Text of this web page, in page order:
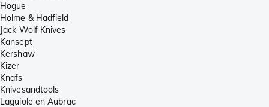
Hogue
Holme & Hadfield
Jack Wolf Knives
Kansept
Kershaw
Kizer
Knafs
Knivesandtools
Laguiole en Aubrac